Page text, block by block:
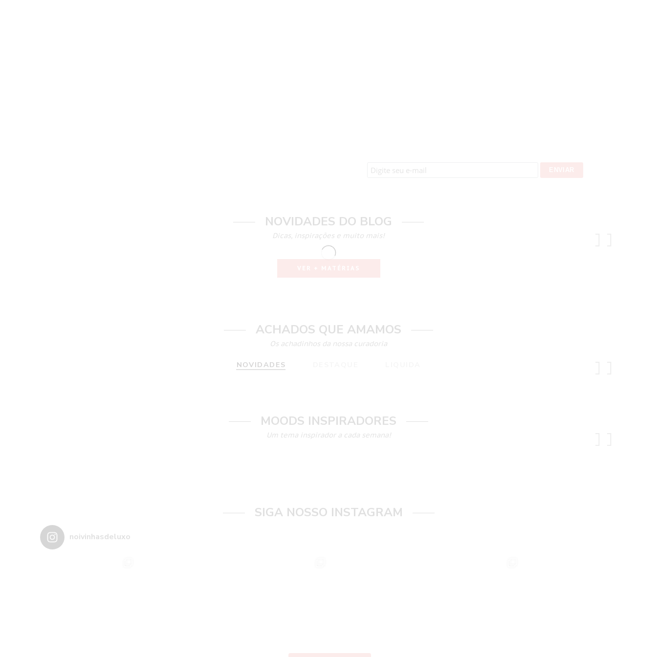
NOVIDADES DO BLOG
Dicas, inspirações e muito mais!
ACHADOS QUE AMAMOS
Os achadinhos da nossa curadoria
NOVIDADES
MOODS INSPIRADORES
Um tema inspirador a cada semana!
SIGA NOSSO INSTAGRAM
noivinhasdeluxo